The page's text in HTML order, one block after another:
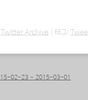
Twitter Archive 태그:
비게이션
02-23 ~ 2015-03-01